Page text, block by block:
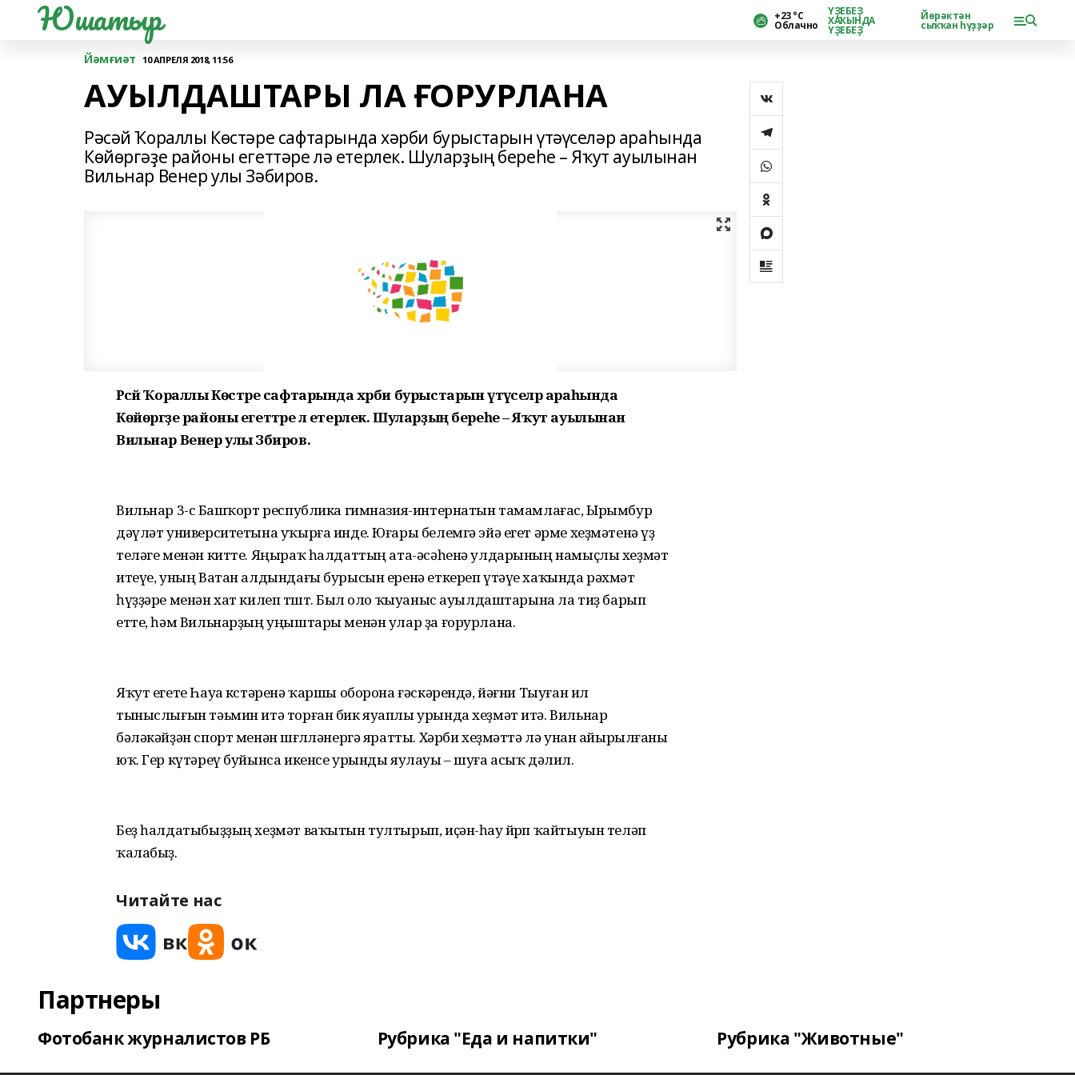
Юшатыр +23 °С
Облачно
ҮҘЕБЕҘ
ХАҠЫНДА
ҮҘЕБЕҘ
Йөрәктән
сыҡҡан һүҙҙәр
Йәмғиәт 10 АПРЕЛЯ 2018, 11:56
АУЫЛДАШТАРЫ ЛА ҒОРУРЛАНА
Рәсәй Ҡораллы Көстәре сафтарында хәрби бурыстарын үтәүселәр араһында
Көйөргәҙе районы егеттәре лә етерлек. Шуларҙың береһе – Яҡут ауылынан
Вильнар Венер улы Зәбиров.
Рәсәй Ҡораллы Көстәре сафтарында хәрби бурыстарын үтәүселәр араһында
Көйөргәҙе районы егеттәре лә етерлек. Шуларҙың береһе – Яҡут ауылынан
Вильнар Венер улы Зәбиров.
Вильнар 3-сө Башҡорт республика гимназия-интернатын тамамлағас, Ырымбур
дәүләт университетына уҡырға инде. Юғары белемгә эйә егет әрме хеҙмәтенә үҙ
теләге менән китте. Яңыраҡ һалдаттың ата-әсәһенә улдарының намыҫлы хеҙмәт
итеүе, уның Ватан алдындағы бурысын еренә еткереп үтәүе хаҡында рәхмәт
һүҙҙәре менән хат килеп төштө. Был оло ҡыуаныс ауылдаштарына ла тиҙ барып
етте, һәм Вильнарҙың уңыштары менән улар ҙа ғорурлана.
Яҡут егете Һауа көстәренә ҡаршы оборона ғәскәрендә, йәғни Тыуған ил
тыныслығын тәьмин итә торған бик яуаплы урында хеҙмәт итә. Вильнар
бәләкәйҙән спорт менән шөғөлләнергә яратты. Хәрби хеҙмәттә лә унан айырылғаны
юҡ. Гер күтәреү буйынса икенсе урынды яулауы – шуға асыҡ дәлил.
Беҙ һалдатыбыҙҙың хеҙмәт ваҡытын тултырып, иҫән-һау йөрөп ҡайтыуын теләп
ҡалабыҙ.
Читайте нас
Партнеры
Фотобанк журналистов РБ Рубрика "Еда и напитки" Рубрика "Животные"